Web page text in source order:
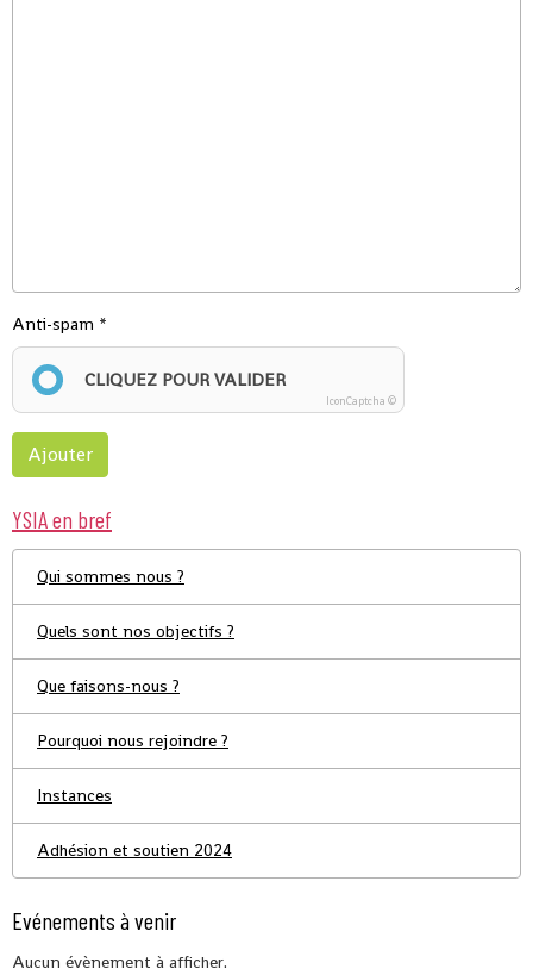
Anti-spam
CLIQUEZ POUR VALIDER
IconCaptcha ©
Ajouter
YSIA en bref
Qui sommes nous ?
Quels sont nos objectifs ?
Que faisons-nous ?
Pourquoi nous rejoindre ?
Instances
Adhésion et soutien 2024
Evénements à venir
Aucun évènement à afficher.